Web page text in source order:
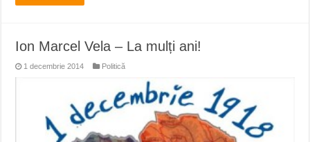
Ion Marcel Vela – La mulți ani!
1 decembrie 2014 Politică